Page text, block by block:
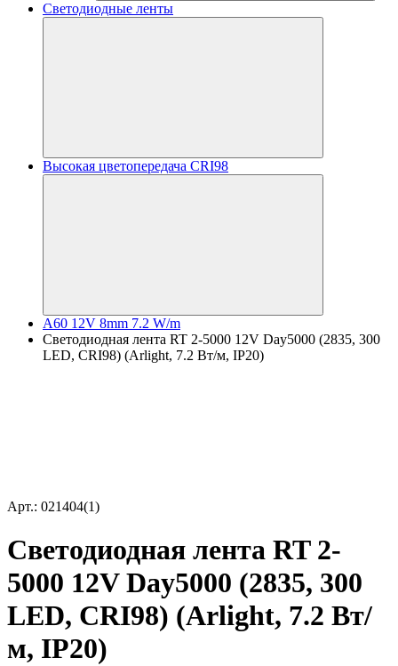
Светодиодные ленты
Высокая цветопередача CRI98
A60 12V 8mm 7.2 W/m
Светодиодная лента RT 2-5000 12V Day5000 (2835, 300
LED, CRI98) (Arlight, 7.2 Вт/м, IP20)
Арт.: 021404(1)
Светодиодная лента RT 2-
5000 12V Day5000 (2835, 300
LED, CRI98) (Arlight, 7.2 Вт/
м, IP20)